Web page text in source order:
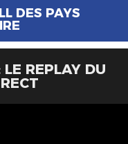
DES PAYS
REPLAY DU